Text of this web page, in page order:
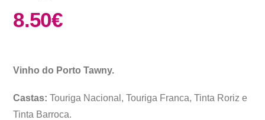
8.50€
Vinho do Porto Tawny.
Castas: Touriga Nacional, Touriga Franca, Tinta Roriz e
Tinta Barroca.